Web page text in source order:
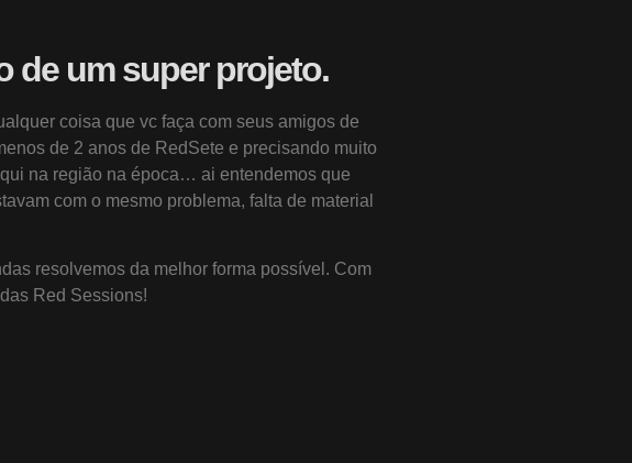
de um super projeto.
coisa que vc faça com seus amigos de
de 2 anos de RedSete e precisando muito
na região na época… ai entendemos que
com o mesmo problema, falta de material
resolvemos da melhor forma possível. Com
Red Sessions!